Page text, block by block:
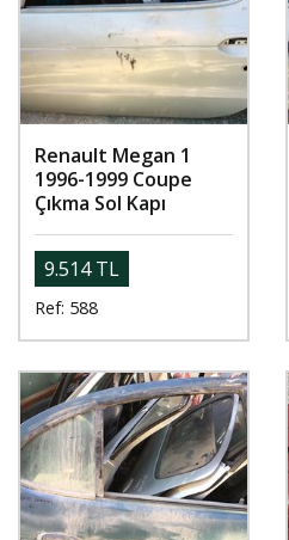
Renault Megan 1
1996-1999 Coupe
Çıkma Sol Kapı
9.514 TL
Ref: 588